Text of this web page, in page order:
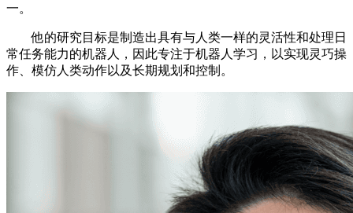
一。
他的研究目标是制造出具有与人类一样的灵活性和处理日
常任务能力的机器人，因此专注于机器人学习，以实现灵巧操
作、模仿人类动作以及长期规划和控制。